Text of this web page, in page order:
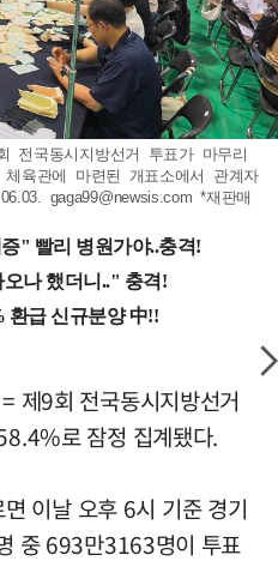
전국동시지방선거 투표가 마무리
육관에 마련된 개표소에서 관계자
gaga99@newsis.com *재판매
제9회 전국동시지방선거
로 잠정 집계됐다.
이날 오후 6시 기준 경기
중 693만3163명이 투표